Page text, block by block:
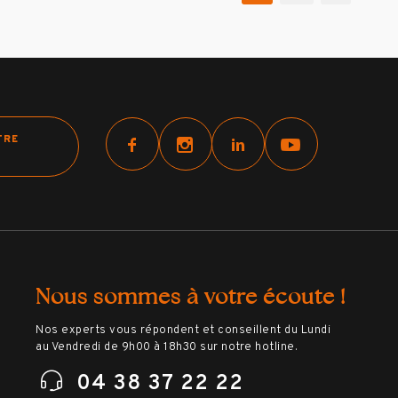
Nous sommes à votre écoute !
Nos experts vous répondent et conseillent du Lundi
au Vendredi de 9h00 à 18h30 sur notre hotline.
04 38 37 22 22